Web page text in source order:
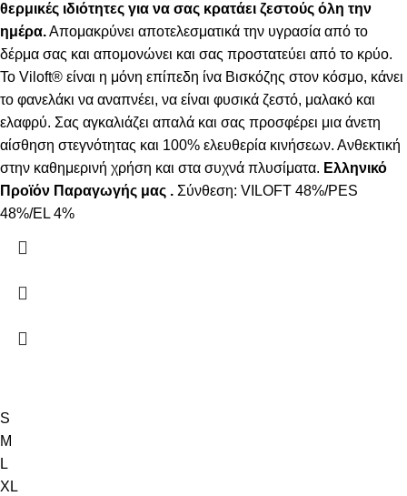
θερμικές ιδιότητες για να σας κρατάει ζεστούς όλη την
ημέρα.Απομακρύνει αποτελεσματικά την υγρασία από το
δέρμα σας και απομονώνει και σας προστατεύει από το κρύο.
Το Viloft® είναι η μόνη επίπεδη ίνα Βισκόζης στον κόσμο, κάνει
το φανελάκι να αναπνέει, να είναι φυσικά ζεστό, μαλακό και
ελαφρύ. Σας αγκαλιάζει απαλά και σας προσφέρει μια άνετη
αίσθηση στεγνότητας και 100% ελευθερία κινήσεων. Ανθεκτική
στην καθημερινή χρήση και στα συχνά πλυσίματα. Ελληνικό
Προϊόν Παραγωγής μας . Σύνθεση: VILOFT 48%/PES
48%/EL 4%
S
M
L
XL